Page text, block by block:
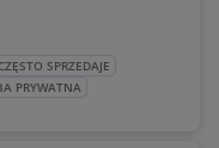
SPRZEDAJE
PRYWATNA